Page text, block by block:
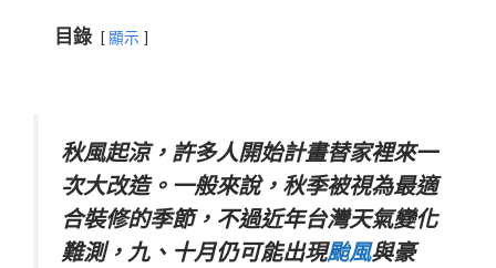
目錄 顯示
秋風起涼，許多人開始計畫替家裡來一
次大改造。一般來說，秋季被視為最適
合裝修的季節，不過近年台灣天氣變化
難測，九、十月仍可能出現颱風與豪